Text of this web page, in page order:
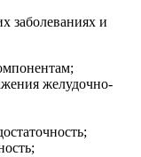
заболеваниях и
желудочно-